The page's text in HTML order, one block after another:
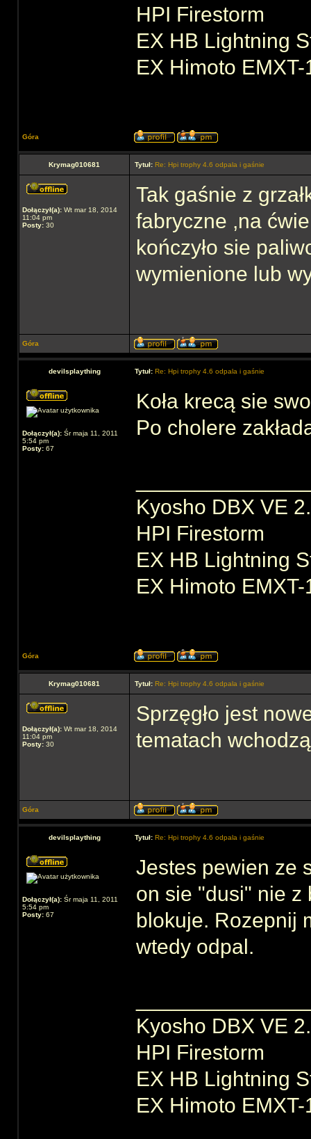
HPI Firestorm
EX HB Lightning
EX Himoto EMXT-
Góra
Krymag010681 Tytuł: Re: Hpi trophy 4.6 odpala i gaśnie
Dołączył(a): Wt mar 18, 2014
11:04 pm
Posty: 30
Tak gaśnie z
fabryczne ,na
kończyło sie
wymienione lub
Góra
devilsplaything Tytuł: Re: Hpi trophy 4.6 odpala i gaśnie
Dołączył(a): Śr maja 11, 2011
5:54 pm
Posty: 67
Koła krecą sie
Po cholere
Kyosho DBX VE
HPI Firestorm
EX HB Lightning
EX Himoto EMXT-
Góra
Krymag010681 Tytuł: Re: Hpi trophy 4.6 odpala i gaśnie
Dołączył(a): Wt mar 18, 2014
11:04 pm
Posty: 30
Sprzęgło jest
tematach
Góra
devilsplaything Tytuł: Re: Hpi trophy 4.6 odpala i gaśnie
Dołączył(a): Śr maja 11, 2011
5:54 pm
Posty: 67
Jestes pewien ze
on sie "dusi" nie z
blokuje. Rozepnij
wtedy odpal.
Kyosho DBX VE
HPI Firestorm
EX HB Lightning
EX Himoto EMXT-